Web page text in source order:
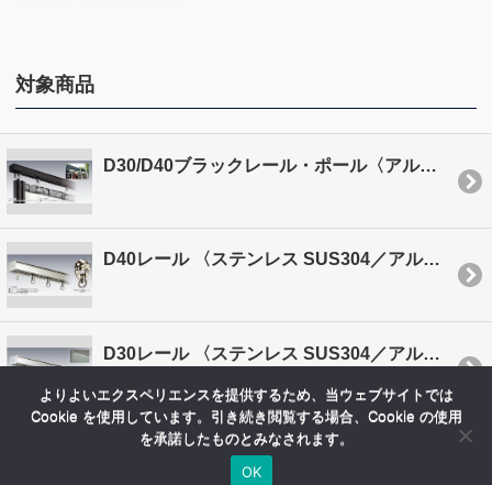
対象商品
D30/D40ブラックレール・ポール〈アルミ〉
D40レール 〈ステンレス SUS304／アルミ・スチール〉
D30レール 〈ステンレス SUS304／アルミ・スチール〉
よりよいエクスペリエンスを提供するため、当ウェブサイトでは
Cookie を使用しています。引き続き閲覧する場合、Cookie の使用
を承諾したものとみなされます。
OK